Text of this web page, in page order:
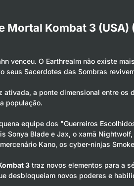
Mortal Kombat 3 (USA)
venceu. O Earthrealm não existe
seus Sacerdotes das Sombras
ativada, a ponte dimensional entre os
população.
equipe dos "Guerreiros
Sonya Blade e Jax, o xamã
Kano, os cyber-ninjas
3 traz novos elementos para a
desbloqueiam novos poderes e